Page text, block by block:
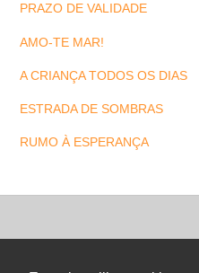
PRAZO DE VALIDADE
AMO-TE MAR!
A CRIANÇA TODOS OS DIAS
ESTRADA DE SOMBRAS
RUMO À ESPERANÇA